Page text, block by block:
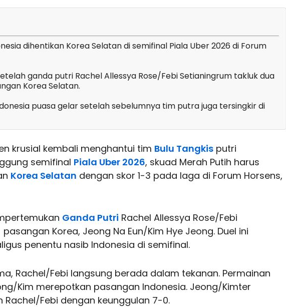
dihentikan Korea Selatan di semifinal Piala Uber 2026 di Forum
ganda putri Rachel Allessya Rose/Febi Setianingrum takluk dua
Korea Selatan.
puasa gelar setelah sebelumnya tim putra juga tersingkir di
krusial kembali menghantui tim Bulu Tangkis putri
semifinal Piala Uber 2026, skuad Merah Putih harus
Korea Selatan dengan skor 1-3 pada laga di Forum Horsens,
Ganda Putri Rachel Allessya Rose/Febi
Korea, Jeong Na Eun/Kim Hye Jeong. Duel ini
penentu nasib Indonesia di semifinal.
Rachel/Febi langsung berada dalam tekanan. Permainan
Kim merepotkan pasangan Indonesia. Jeong/Kimter
Febi dengan keunggulan 7-0.